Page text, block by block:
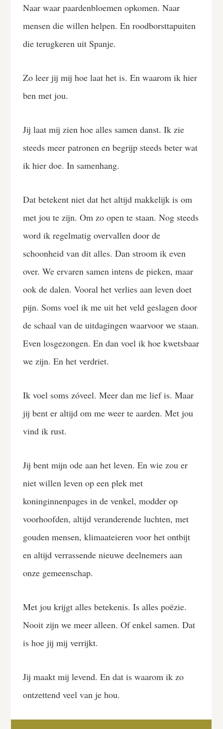
Naar waar paardenbloemen opkomen. Naar
mensen die willen helpen. En roodborsttapuiten
die terugkeren uit Spanje.
Zo leer jij mij hoe laat het is. En waarom ik hier
ben met jou.
Jij laat mij zien hoe alles samen danst. Ik zie
steeds meer patronen en begrijp steeds beter wat
ik hier doe. In samenhang.
Dat betekent niet dat het altijd makkelijk is om
met jou te zijn. Om zo open te staan. Nog steeds
word ik regelmatig overvallen door de
schoonheid van dit alles. Dan stroom ik even
over. We ervaren samen intens de pieken, maar
ook de dalen. Vooral het verlies aan leven doet
pijn. Soms voel ik me uit het veld geslagen door
de schaal van de uitdagingen waarvoor we staan.
Even losgezongen. En dan voel ik hoe kwetsbaar
we zijn. En het verdriet.
Ik voel soms zóveel. Meer dan me lief is. Maar
jij bent er altijd om me weer te aarden. Met jou
vind ik rust.
Jij bent mijn ode aan het leven. En wie zou er
niet willen leven op een plek met
koninginnenpages in de venkel, modder op
voorhoofden, altijd veranderende luchten, met
gouden mensen, klimaateieren voor het ontbijt
en altijd verrassende nieuwe deelnemers aan
onze gemeenschap.
Met jou krijgt alles betekenis. Is alles poëzie.
Nooit zijn we meer alleen. Of enkel samen. Dat
is hoe jij mij verrijkt.
Jij maakt mij levend. En dat is waarom ik zo
ontzettend veel van je hou.